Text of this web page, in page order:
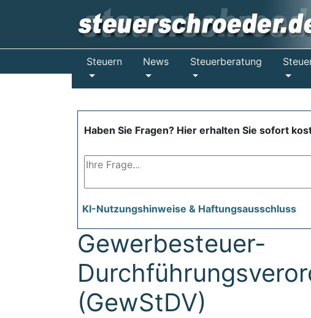
Steuern News Steuerberatung
Haben Sie Fragen? Hier erhalten Sie sofort
KI-Nutzungshinweise & Haftungsausschluss
Gewerbesteuer-
(GewStDV)